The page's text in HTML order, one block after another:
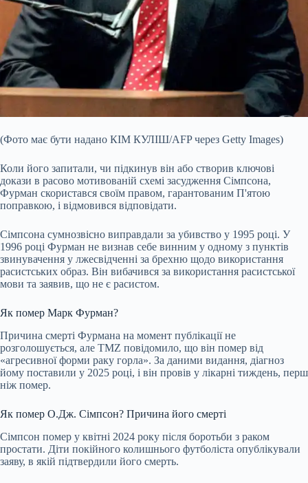
(Фото має бути надано КІМ КУЛІШ/AFP через Getty Images)
Коли його запитали, чи підкинув він або створив ключові
докази в расово мотивованій схемі засудження Сімпсона,
Фурман скористався своїм правом, гарантованим П'ятою
поправкою, і відмовився відповідати.
Сімпсона сумнозвісно виправдали за убивство у 1995 році. У
1996 році Фурман не визнав себе винним у одному з пунктів
звинувачення у лжесвідченні за брехню щодо використання
расистських образ. Він вибачився за використання расистської
мови та заявив, що не є расистом.
Як помер Марк Фурман?
Причина смерті Фурмана на момент публікації не
розголошується, але TMZ повідомило, що він помер від
«агресивної форми раку горла». За даними видання, діагноз
йому поставили у 2025 році, і він провів у лікарні тиждень, перш
ніж помер.
Як помер О.Дж. Сімпсон? Причина його смерті
Сімпсон помер у квітні 2024 року після боротьби з раком
простати. Діти покійного колишнього футболіста опублікували
заяву, в якій підтвердили його смерть.